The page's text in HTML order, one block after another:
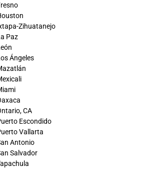
Zihuatanejo
Paz
Ángeles
CA
Escondido
Vallarta
Antonio
Salvador